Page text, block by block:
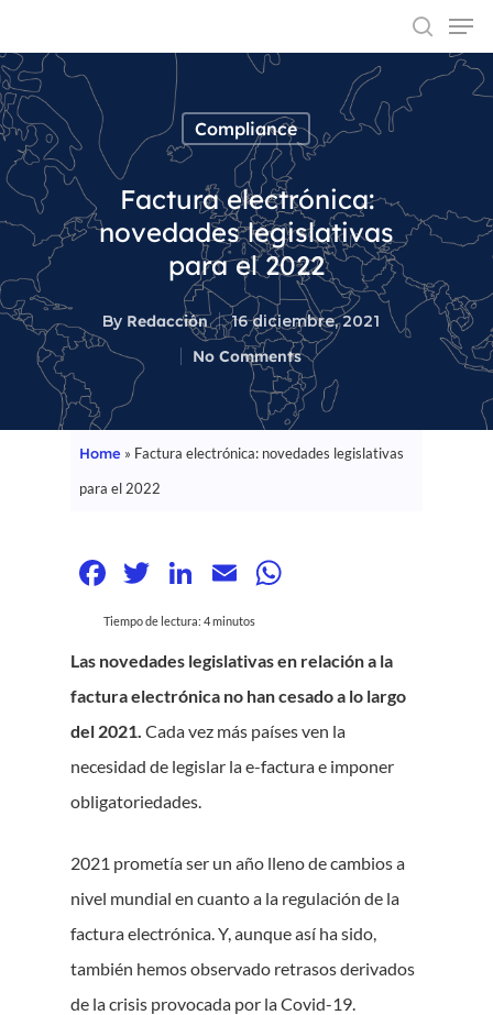
Hit enter to search or ESC to close
Compliance
Factura electrónica:
novedades legislativas
para el 2022
By Redacción
16 diciembre, 2021
No Comments
Home » Factura electrónica: novedades legislativas
para el 2022
Facebook
Twitter
LinkedIn
Email
Tiempo de lectura: 4minutos
Las novedades legislativas en relación a la
factura electrónica no han cesado a lo largo
del 2021. Cada vez más países ven la
necesidad de legislar la e-factura e imponer
obligatoriedades.
2021 prometía ser un año lleno de cambios a
nivel mundial en cuanto a la regulación de la
factura electrónica. Y, aunque así ha sido,
también hemos observado retrasos derivados
de la crisis provocada por la Covid-19.